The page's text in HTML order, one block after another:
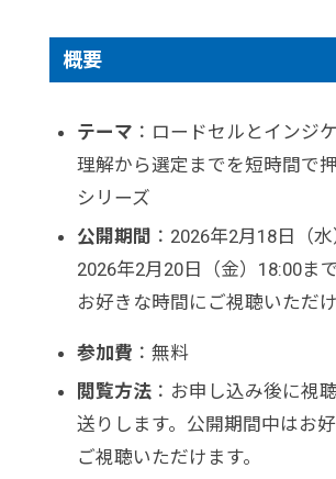
概要
テーマ ：ロードセルとインジ
理解から選定までを短時間で
シリーズ
公開期間 ：2026年2月18日（
2026年2月20日（金）18:00ま
お好きな時間にご視聴いただけ
参加費 ：無料
閲覧方法：お申し込み後に視
送りします。公開期間中はお
ご視聴いただけます。